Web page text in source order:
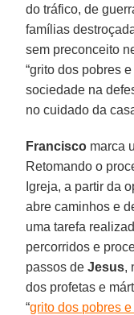
do tráfico, de
famílias
sem preconceito
“grito dos pobres
sociedade na
no cuidado da
Francisco marca
Retomando o
Igreja, a partir da
abre caminhos e
uma tarefa
percorridos e
passos deJesus,
dos profetas e
“grito dos pobres